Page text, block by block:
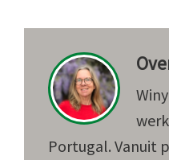
Portugal. Vanuit